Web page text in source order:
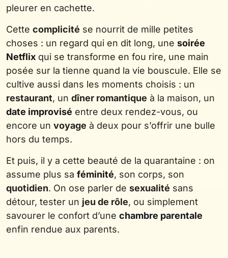
pleurer en cachette.
Cette complicité se nourrit de mille petites
choses : un regard qui en dit long, une soirée
Netflix qui se transforme en fou rire, une main
posée sur la tienne quand la vie bouscule. Elle se
cultive aussi dans les moments choisis : un
restaurant, un dîner romantique à la maison, un
date improvisé entre deux rendez-vous, ou
encore un voyage à deux pour s’offrir une bulle
hors du temps.
Et puis, il y a cette beauté de la quarantaine : on
assume plus sa féminité, son corps, son
quotidien. On ose parler de sexualité sans
détour, tester un jeu de rôle, ou simplement
savourer le confort d’une chambre parentale
enfin rendue aux parents.